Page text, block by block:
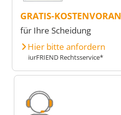
GRATIS-
für Ihre Scheidung
Hier bitte anfordern
iurFRIEND Rechtsservice*